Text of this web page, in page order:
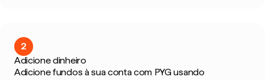
2
Adicione dinheiro
Adicione fundos à sua conta com PYG usando